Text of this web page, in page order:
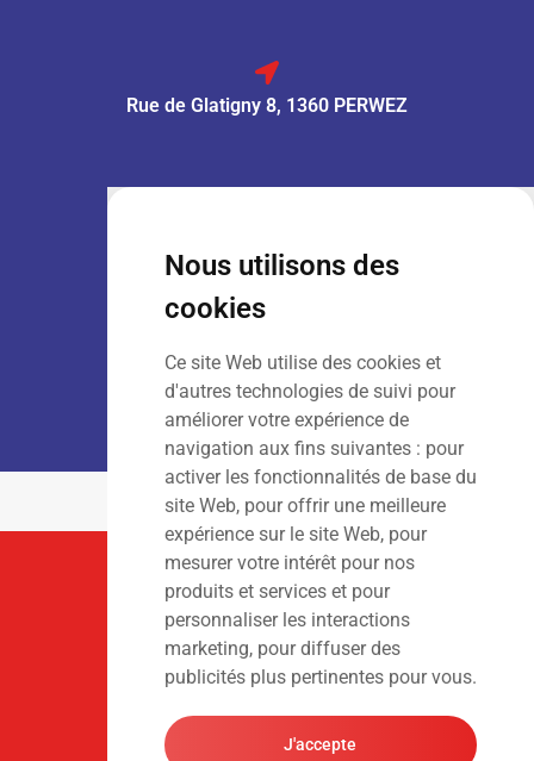
Nous utilisons des
cookies
Ce site Web utilise des cookies et
d'autres technologies de suivi pour
améliorer votre expérience de
navigation aux fins suivantes : pour
activer les fonctionnalités de base du
site Web, pour offrir une meilleure
expérience sur le site Web, pour
mesurer votre intérêt pour nos
produits et services et pour
personnaliser les interactions
marketing, pour diffuser des
publicités plus pertinentes pour vous.
J'accepte
Rue de Glatigny 8, 1360 PERWEZ
: 9h00 – 13h00
Dim: Fermé
LOCATION :
Lun – Ven: 7h00 – 18h00
Sam – Dim
: Fermé
Suivez-Nous